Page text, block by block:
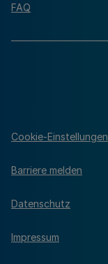
FAQ
Cookie-Einstellungen
Barriere melden
Datenschutz
Impressum